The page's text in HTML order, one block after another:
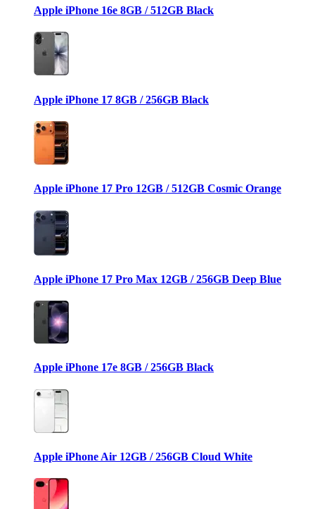
Apple iPhone 16e 8GB / 512GB Black
Apple iPhone 17 8GB / 256GB Black
Apple iPhone 17 Pro 12GB / 512GB Cosmic Orange
Apple iPhone 17 Pro Max 12GB / 256GB Deep Blue
Apple iPhone 17e 8GB / 256GB Black
Apple iPhone Air 12GB / 256GB Cloud White